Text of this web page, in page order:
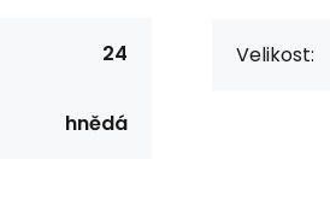
24
hnědá
Velikost: